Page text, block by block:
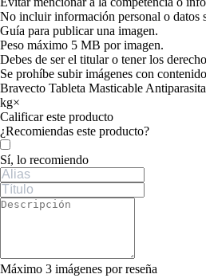
No incluir información personal o datos
Guía para publicar una imagen.
Peso máximo 5 MB por imagen.
Debes de ser el titular o tener los
Se prohíbe subir imágenes con
Bravecto Tableta Masticable
kg×
Calificar este producto
Tu valoración
¿Recomiendas este producto?
Sí, lo recomiendo
Máximo 3 imágenes por reseña